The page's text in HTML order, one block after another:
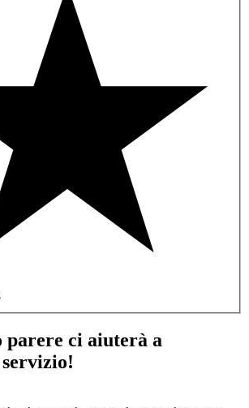
parere ci aiuterà a